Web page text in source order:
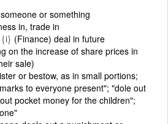
or something
in, trade in
{i} (Finance) deal in future
on the increase of share prices in
sale)
or bestow, as in small portions;
to everyone present"; "dole out
pocket money for the children";